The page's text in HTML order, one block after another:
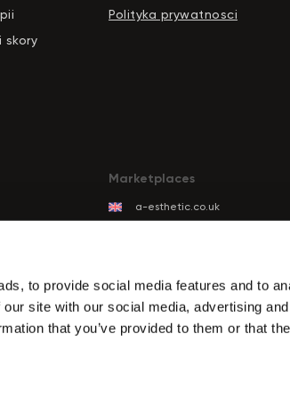
to provide social media features and to
site with our social media, advertising
that you’ve provided to them or that
skory
Polityka prywatnosci
a-esthetic.co.uk
Marketplaces